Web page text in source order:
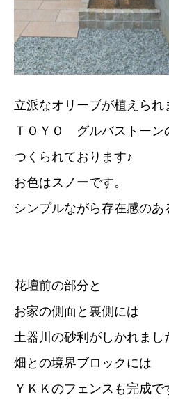
立派なオリーブが植えられ
ＴＯＹＯ グルバストーン
つくられております♪
お色はスノーです。
シンプルながら存在感のあ
花壇前の部分と
お家の側面と裏側には
土器川の砂利がしかれま
畑との境界ブロックには
ＹＫＫのフェンスも完成で